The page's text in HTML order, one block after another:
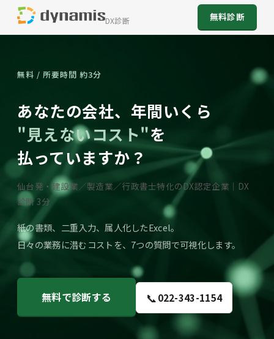
DX診断 無料診断
無料 / 所要時間 約3分
あなたの会社、年間いくら
"見えないコスト"を
払っていますか？
仙台発・建設業／製造業／行政書士特化のDX認定企業｜DX
診断 3分
紙の書類、二重入力、属人化したExcel。
日々の業務に潜むコストを、7つの質問で可視化します。
無料で診断する 📞022-343-1154